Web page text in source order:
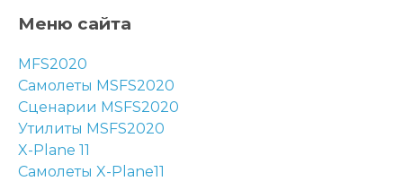
Меню сайта
MFS2020
Самолеты MSFS2020
Сценарии MSFS2020
Утилиты MSFS2020
X-Plane 11
Самолеты X-Plane11